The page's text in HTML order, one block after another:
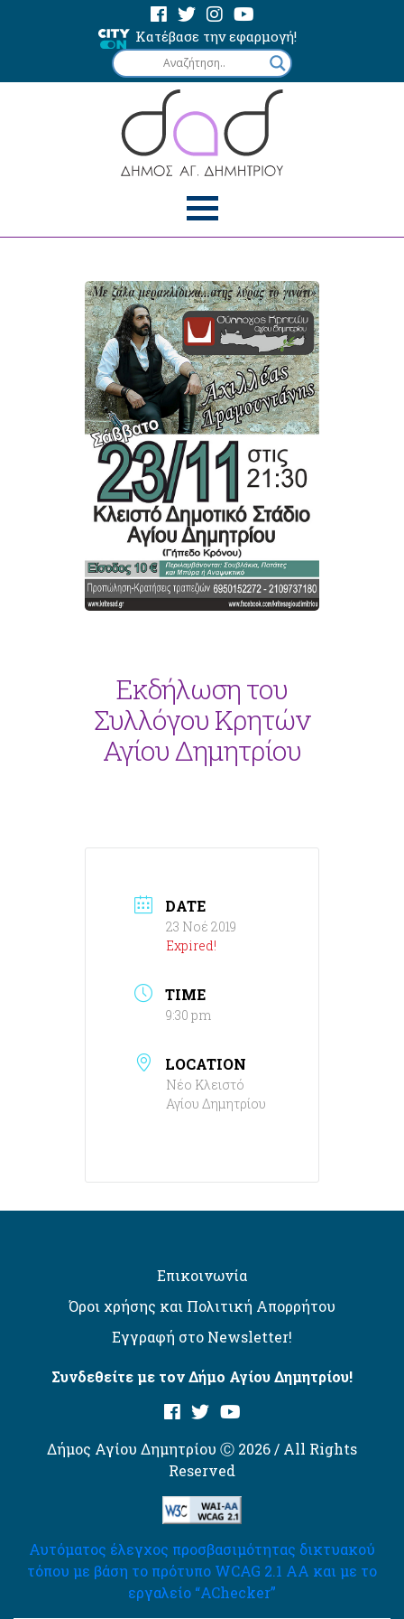
Κατέβασε την εφαρμογή!
Εκδήλωση του
Συλλόγου Κρητών
Αγίου Δημητρίου
DATE
23 Νοέ 2019
Expired!
TIME
9:30 pm
LOCATION
Νέο Κλειστό
Αγίου Δημητρίου
Επικοινωνία
Όροι χρήσης και Πολιτική Απορρήτου
Εγγραφή στο Newsletter!
Συνδεθείτε με τον Δήμο Αγίου Δημητρίου!
Δήμος Αγίου Δημητρίου Ⓒ 2026 / All Rights
Reserved
Αυτόματος έλεγχος προσβασιμότητας δικτυακού
τόπου με βάση το πρότυπο WCAG 2.1 AA και με το
εργαλείο “AChecker”